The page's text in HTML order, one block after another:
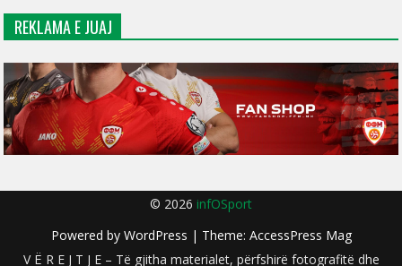
REKLAMA E JUAJ
© 2026 infOSport
Powered by WordPress | Theme: AccessPress Mag
V Ë R E J T J E – Të gjitha materialet, përfshirë fotografitë dhe